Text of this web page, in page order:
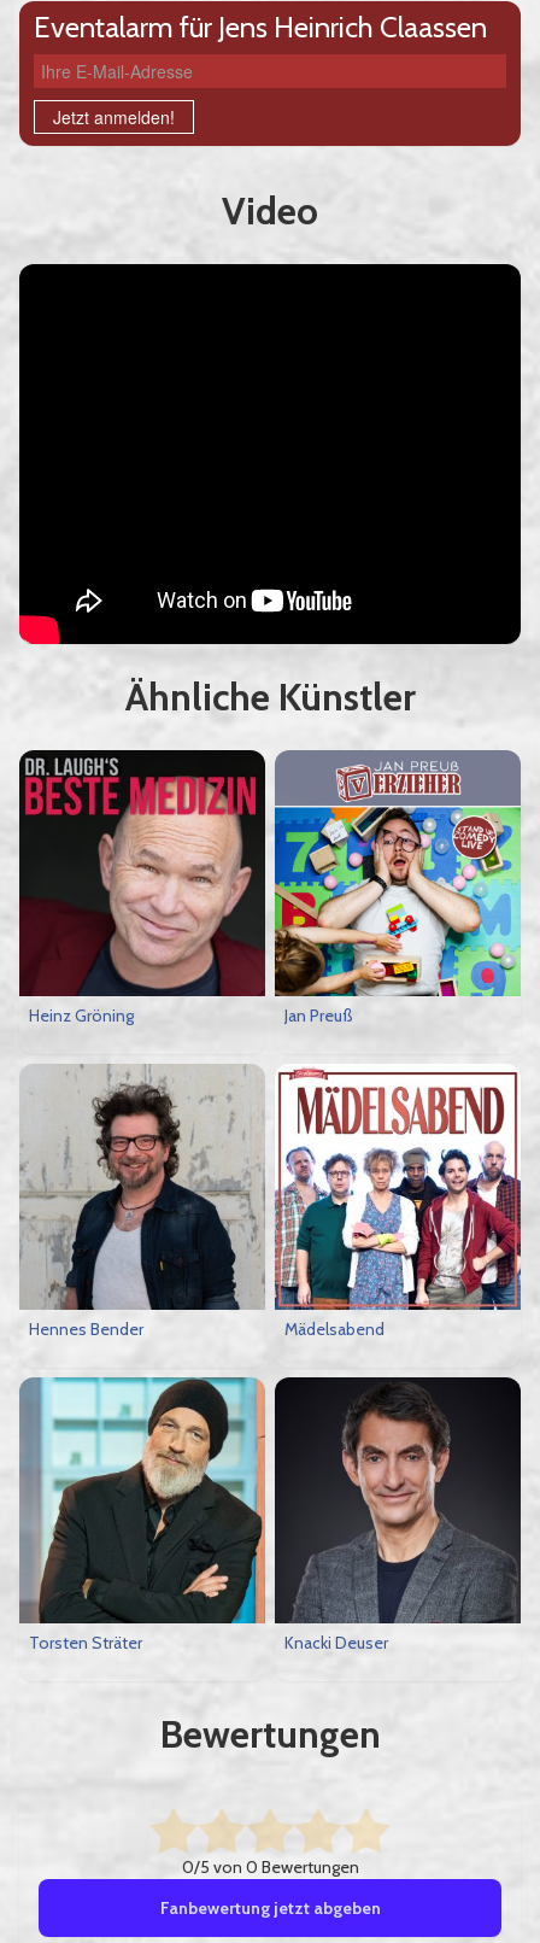
Eventalarm für Jens Heinrich Claassen
Ihre E-Mail-Adresse
Jetzt anmelden!
Video
Ähnliche Künstler
Heinz Gröning Jan Preuß
Hennes Bender Mädelsabend
Torsten Sträter Knacki Deuser
Bewertungen
0/5 von 0 Bewertungen
Fanbewertung jetzt abgeben